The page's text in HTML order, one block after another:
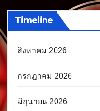
Timeline
สิงหาคม 2026
กรกฎาคม 2026
มิถุนายน 2026